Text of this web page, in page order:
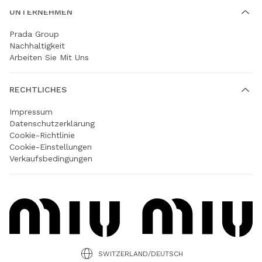
UNTERNEHMEN
Prada Group
Nachhaltigkeit
Arbeiten Sie Mit Uns
RECHTLICHES
Impressum
Datenschutzerklärung
Cookie-Richtlinie
Cookie-Einstellungen
Verkaufsbedingungen
SWITZERLAND/DEUTSCH